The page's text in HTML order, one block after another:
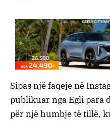
Sipas një faqeje në
publikuar nga Egli para
për një humbje të tillë,